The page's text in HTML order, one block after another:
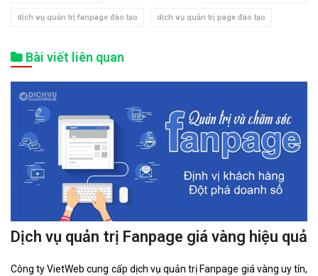
dịch vụ quản trị fanpage đào tạo dịch vụ quản trị page đào tạo
Bài viết liên quan
Dịch vụ quản trị Fanpage giá vàng hiệu quả
Công ty VietWeb cung cấp dịch vụ quản trị Fanpage giá vàng uy tín,